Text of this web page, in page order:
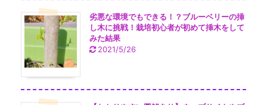
劣悪な環境でもできる！？ブルーベリーの挿
し木に挑戦！栽培初心者が初めて挿木をして
みた結果
2021/5/26